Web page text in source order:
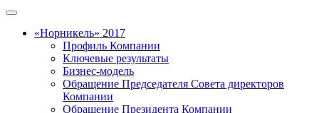
«Норникель» 2017
Профиль Компании
Ключевые результаты
Бизнес-модель
Обращение Председателя Совета директоров
Компании
Обращение Президента Компании